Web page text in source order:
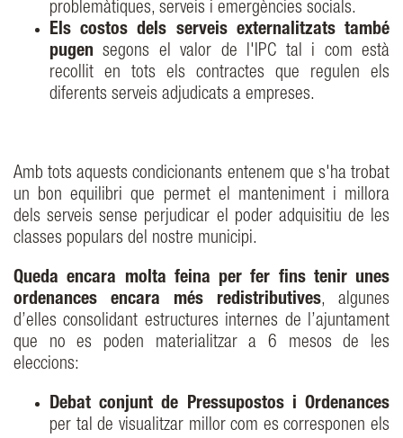
problemàtiques, serveis i emergències socials.
Els costos dels serveis externalitzats també
pugen segons el valor de l'IPC tal i com està
recollit en tots els contractes que regulen els
diferents serveis adjudicats a empreses.
Amb tots aquests condicionants entenem que s'ha trobat
un bon equilibri que permet el manteniment i millora
dels serveis sense perjudicar el poder adquisitiu de les
classes populars del nostre municipi.
Queda encara molta feina per fer fins tenir unes
ordenances encara més redistributives, algunes
d’elles consolidant estructures internes de l’ajuntament
que no es poden materialitzar a 6 mesos de les
eleccions:
Debat conjunt de Pressupostos i Ordenances
per tal de visualitzar millor com es corresponen els